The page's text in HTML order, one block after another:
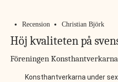
Recension Christian Björk
Höj kvaliteten på
Föreningen
Konsthantverkarna under